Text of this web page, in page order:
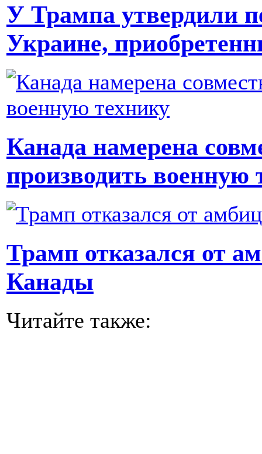
У Трампа утвердили
Украине,
Канада намерена
производить военную
Трамп отказался от
Канады
Читайте также: